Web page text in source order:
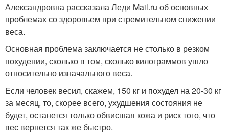
Александровна рассказала Леди Mail.ru об основных
проблемах со здоровьем при стремительном снижении
веса.
Основная проблема заключается не столько в резком
похудении, сколько в том, сколько килограммов ушло
относительно изначального веса.
Если человек весил, скажем, 150 кг и похудел на 20-30 кг
за месяц, то, скорее всего, ухудшения состояния не
будет, останется только обвисшая кожа и риск того, что
вес вернется так же быстро.